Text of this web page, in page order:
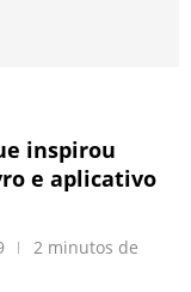
inspirou
e aplicativo
2 minutos de